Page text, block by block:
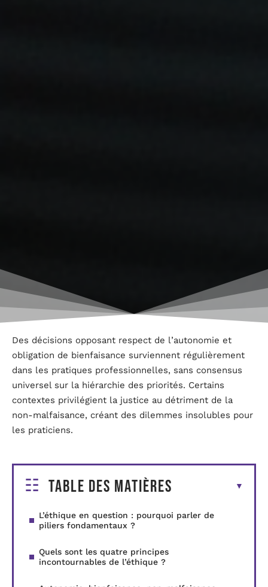
Des décisions opposant respect de l’autonomie et
obligation de bienfaisance surviennent régulièrement
dans les pratiques professionnelles, sans consensus
universel sur la hiérarchie des priorités. Certains
contextes privilégient la justice au détriment de la
non-malfaisance, créant des dilemmes insolubles pour
les praticiens.
Table des matières
L’éthique en question : pourquoi parler de
piliers fondamentaux ?
Quels sont les quatre principes
incontournables de l’éthique ?